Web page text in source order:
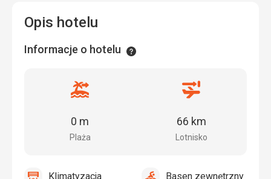
Opis hotelu
Informacje o hotelu Informacje
Odległość
plaży
Plaża
0 m
Odległość
lotniska
Lotnisko
66 km
Klimatyzacja Basen zewnętrzny